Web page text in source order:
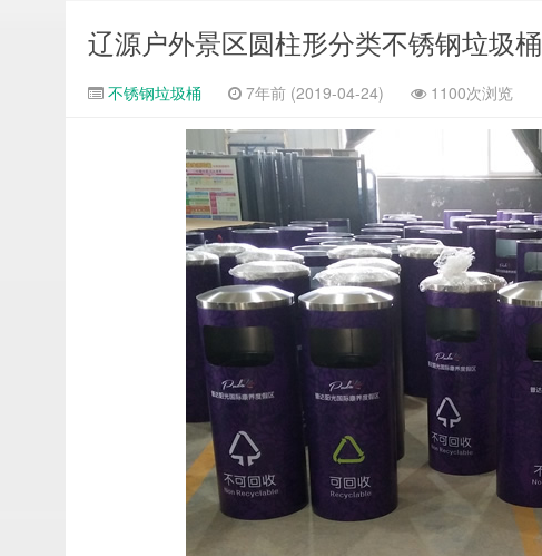
辽源户外景区圆柱形分类不锈钢垃圾桶
不锈钢垃圾桶 7年前 (2019-04-24) 1100次浏览